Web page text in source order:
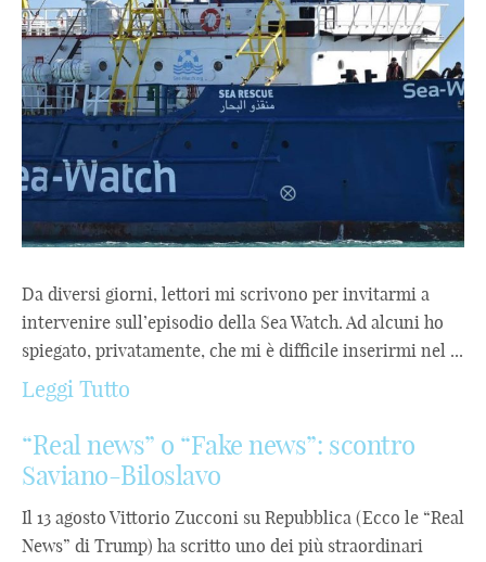
Da diversi giorni, lettori mi scrivono per invitarmi a
intervenire sull’episodio della Sea Watch. Ad alcuni ho
spiegato, privatamente, che mi è difficile inserirmi nel ...
Leggi Tutto
“Real news” o “Fake news”: scontro
Saviano-Biloslavo
Il 13 agosto Vittorio Zucconi su Repubblica (Ecco le “Real
News” di Trump) ha scritto uno dei più straordinari